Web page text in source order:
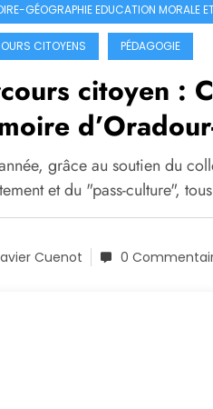
GÉOGRAPHIE EDUCATION MORALE
CITOYENS PÉDAGOGIE
citoyen :
2023
grâce au soutien du
et du "pass-culture",
Cuenot 0